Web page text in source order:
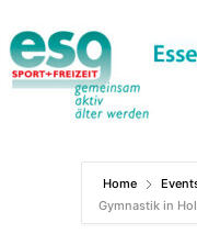
Inhalt
springen
Home
Gymnastik in